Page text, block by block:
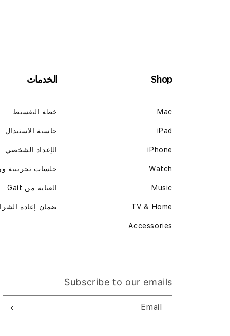
Shop
Mac
iPad
iPhone
Watch
Music
TV & Home
Accessories
الخدمات
خطة التقسيط
حاسبة الاستبدال
الإعداد الشخصي
جلسات تجريبية
العناية من Gait
ضمان إعادة
Subscribe to our emails
Email